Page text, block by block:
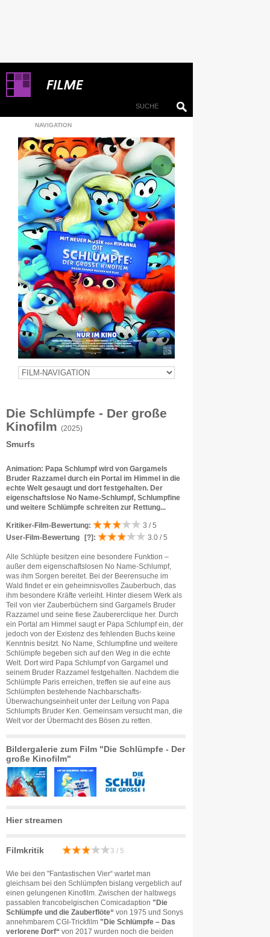
NAVIGATION
Die Schlümpfe - Der große
Kinofilm (2025)
Smurfs
Animation: Papa Schlumpf wird von Gargamels
Bruder Razzamel durch ein Portal im Himmel in die
echte Welt gesaugt und dort festgehalten. Der
eigenschaftslose No Name-Schlumpf, Schlumpfine
und weitere Schlümpfe schreiten zur Rettung...
Kritiker-Film-Bewertung:
3 / 5
User-Film-Bewertung
[?] : 3.0 / 5
Alle Schlüpfe besitzen eine besondere Funktion –
außer dem eigenschaftslosen No Name-Schlumpf,
was ihm Sorgen bereitet. Bei der Beerensuche im
Wald findet er ein geheimnisvolles Zauberbuch, das
ihm besondere Kräfte verleiht. Hinter diesem Werk als
Teil von vier Zauberbüchern sind Gargamels Bruder
Razzamel und seine fiese Zaubererclique her. Durch
ein Portal am Himmel saugt er Papa Schlumpf ein, der
jedoch von der Existenz des fehlenden Buchs keine
Kenntnis besitzt. No Name, Schlumpfine und weitere
Schlümpfe begeben sich auf den Weg in die echte
Welt. Dort wird Papa Schlumpf von Gargamel und
seinem Bruder Razzamel festgehalten. Nachdem die
Schlümpfe Paris erreichen, treffen sie auf eine aus
Schlümpfen bestehende Nachbarschafts-
Überwachungseinheit unter der Leitung von Papa
Schlumpfs Bruder Ken. Gemeinsam versucht man, die
Welt vor der Übermacht des Bösen zu retten.
Bildergalerie zum Film "Die Schlümpfe - Der
große Kinofilm"
Hier streamen
Filmkritik 3 / 5
Wie bei den "Fantastischen Vier“ wartet man
gleichsam bei den Schlümpfen bislang vergeblich auf
einen gelungenen Kinofilm. Zwischen der halbwegs
passablen francobelgischen Comicadaption "Die
Schlümpfe und die Zauberflöte“ von 1975 und Sonys
annehmbarem CGI-Trickfilm "Die Schlümpfe – Das
verlorene Dorf“ von 2017 wurden noch die beiden